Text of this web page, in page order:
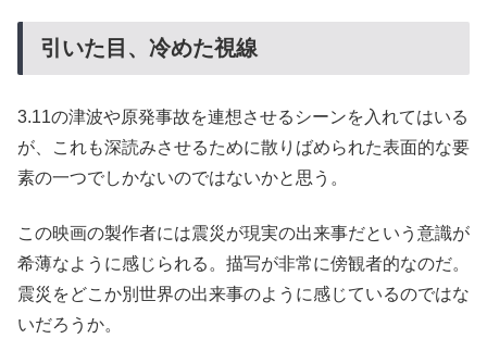
引いた目、冷めた視線
3.11の津波や原発事故を連想させるシーンを入れてはいる
が、これも深読みさせるために散りばめられた表面的な要
素の一つでしかないのではないかと思う。
この映画の製作者には震災が現実の出来事だという意識が
希薄なように感じられる。描写が非常に傍観者的なのだ。
震災をどこか別世界の出来事のように感じているのではな
いだろうか。